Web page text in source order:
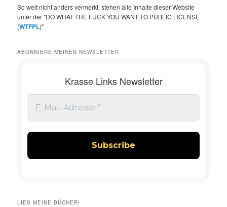
So weit nicht anders vermerkt, stehen alle Inhalte dieser Website
unter der "DO WHAT THE FUCK YOU WANT TO PUBLIC LICENSE
(WTFPL)"
ABONNIERE MEINEN NEWSLETTER
Krasse Links Newsletter
LIES MEINE BÜCHER!